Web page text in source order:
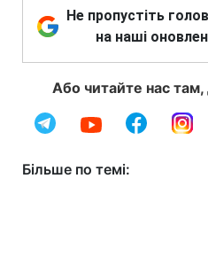
Не пропустіть
на наші
Або читайте нас
Більше по темі: